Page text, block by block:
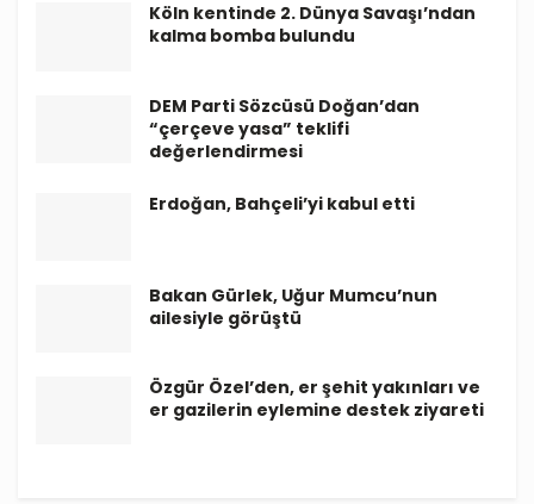
Köln kentinde 2. Dünya Savaşı’ndan
kalma bomba bulundu
DEM Parti Sözcüsü Doğan’dan
“çerçeve yasa” teklifi
değerlendirmesi
Erdoğan, Bahçeli’yi kabul etti
Bakan Gürlek, Uğur Mumcu’nun
ailesiyle görüştü
Özgür Özel’den, er şehit yakınları ve
er gazilerin eylemine destek ziyareti